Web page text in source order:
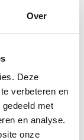
Over
Deze
verbeteren en
met
en analyse.
onze
incl. BTW:
€ 47,80